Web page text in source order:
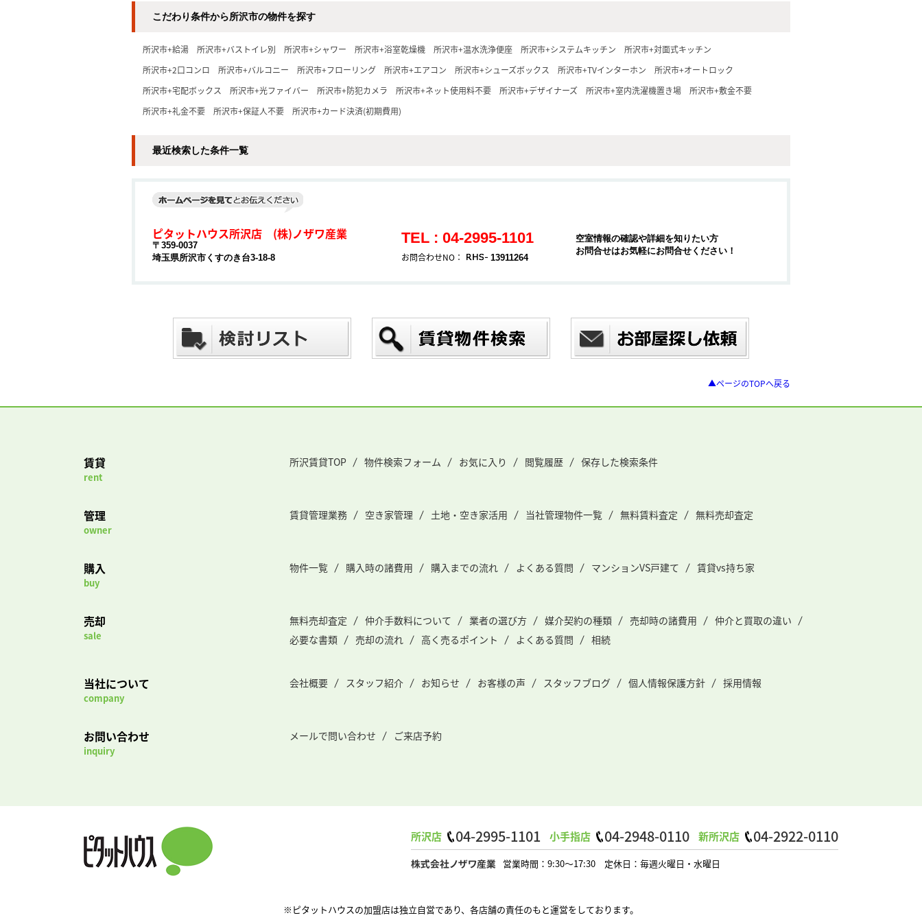
こだわり条件から所沢市の物件を探す
所沢市+給湯 所沢市+バストイレ別 所沢市+シャワー 所沢市+浴室乾燥機 所沢市+温水洗浄便座 所沢市+システムキッチン
所沢市+対面式キッチン
所沢市+2口コンロ
所沢市+バルコニー 所沢市+フローリング 所沢市+エアコン 所沢市+シューズボックス 所沢市+TVインターホン
所沢市+オートロック
所沢市+宅配ボックス
所沢市+光ファイバー 所沢市+防犯カメラ 所沢市+ネット使用料不要 所沢市+デザイナーズ 所沢市+室内洗濯機置き場
所沢市+敷金不要
所沢市+礼金不要
所沢市+保証人不要 所沢市+カード決済(初期費用)
最近検索した条件一覧
ピタットハウス所沢店 (株)ノザワ産業
〒359-0037
埼玉県所沢市くすのき台3-18-8
TEL : 04-2995-1101
お問合わせNO： 13911264
空室情報の確認や詳細を知りたい方
お問合せはお気軽にお問合せください！
▲ページのTOPへ戻る
賃貸
rent
所沢賃貸TOP 物件検索フォーム お気に入り 閲覧履歴 保存した検索条件
管理
owner
賃貸管理業務 空き家管理 土地・空き家活用 当社管理物件一覧 無料賃料査定 無料売却査定
購入
buy
物件一覧 購入時の諸費用 購入までの流れ よくある質問 マンションVS戸建て 賃貸vs持ち家
売却
sale
無料売却査定 仲介手数料について 業者の選び方 媒介契約の種類 売却時の諸費用
仲介と買取の違い
必要な書類
売却の流れ 高く売るポイント よくある質問 相続
当社について
company
会社概要 スタッフ紹介 お知らせ お客様の声 スタッフブログ 個人情報保護方針 採用情報
お問い合わせ
inquiry
メールで問い合わせ ご来店予約
所沢店 04-2995-1101 小手指店 04-2948-0110 新所沢店 04-2922-0110
営業時間：9:30～17:30 定休日：毎週火曜日・水曜日
※ピタットハウスの加盟店は独立自営であり、各店舗の責任のもと運営をしております。